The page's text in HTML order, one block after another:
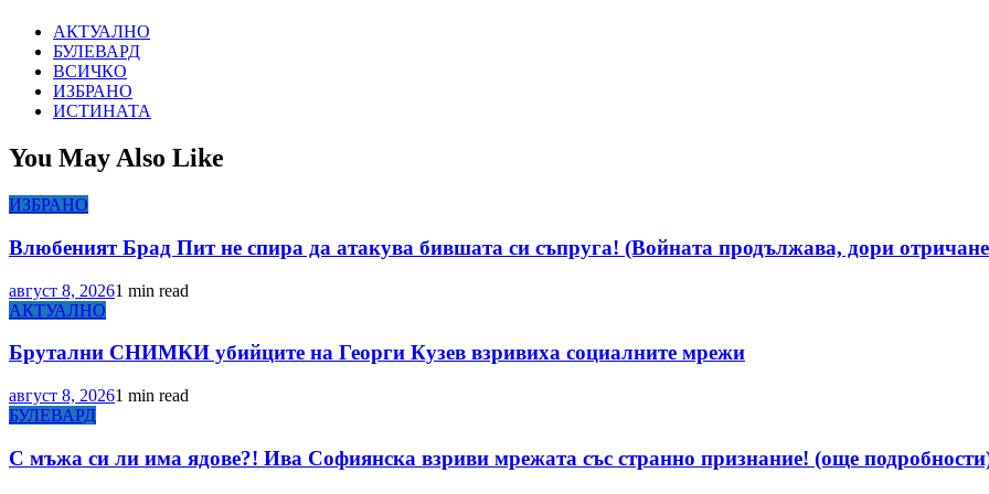
АКТУАЛНО
БУЛЕВАРД
ВСИЧКО
ИЗБРАНО
ИСТИНАТА
You May Also Like
ИЗБРАНО
Влюбеният Брад Пит не спира да атакува бившата си съпруга! (Войната продължава, дори
август 8, 20261 min read
АКТУАЛНО
Брутални СНИМКИ убийците на Георги Кузев взривиха социалните мрежи
август 8, 20261 min read
БУЛЕВАРД
С мъжа си ли има ядове?! Ива Софиянска взриви мрежата със странно признание! (още